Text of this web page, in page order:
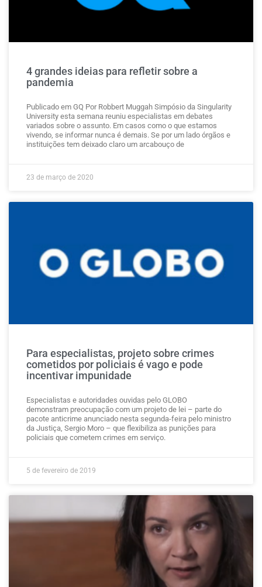
4 grandes ideias para refletir sobre a
pandemia
Publicado em GQ Por Robbert Muggah Simpósio da Singularity
University esta semana reuniu especialistas em debates
variados sobre o assunto. Em casos como o que estamos
vivendo, se informar nunca é demais. Se por um lado órgãos e
instituições tem deixado claro um arcabouço de
23 de março de 2020
Para especialistas, projeto sobre crimes
cometidos por policiais é vago e pode
incentivar impunidade
Especialistas e autoridades ouvidas pelo GLOBO
demonstram preocupação com um projeto de lei – parte do
pacote anticrime anunciado nesta segunda-feira pelo ministro
da Justiça, Sergio Moro – que flexibiliza as punições para
policiais que cometem crimes em serviço.
5 de fevereiro de 2019